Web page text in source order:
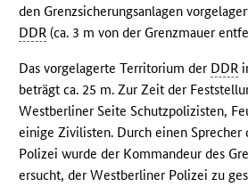
den Grenzsicherungsanlagen
DDR (ca. 3 m von der Grenzmauer
Das vorgelagerte Territorium der DDR
beträgt ca. 25 m. Zur Zeit der
Westberliner Seite Schutzpolizisten,
einige Zivilisten. Durch einen Sprecher
Polizei wurde der Kommandeur des
ersucht, der Westberliner Polizei zu